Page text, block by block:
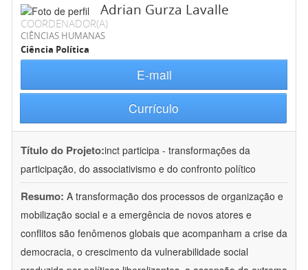
Adrian Gurza Lavalle
COORDENADOR(A)
CIÊNCIAS HUMANAS
Ciência Política
E-mail
Currículo
Título do Projeto:inct participa - transformações da
participação, do associativismo e do confronto político
Resumo: A transformação dos processos de organização e
mobilização social e a emergência de novos atores e
conflitos são fenômenos globais que acompanham a crise da
democracia, o crescimento da vulnerabilidade social